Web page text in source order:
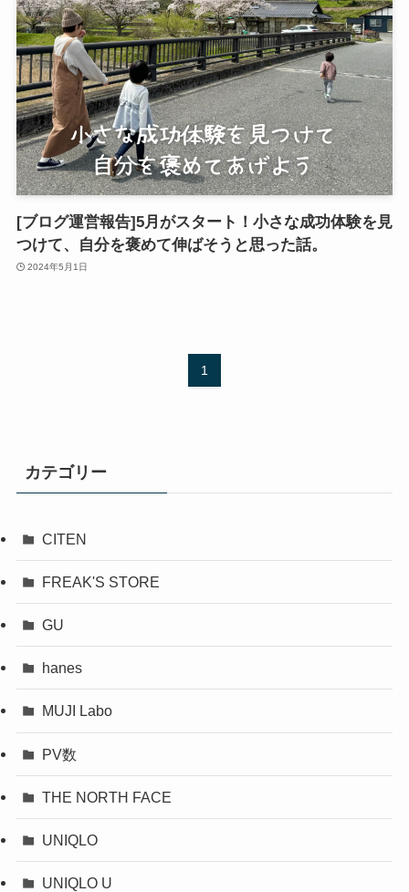
[ブログ運営報告]5月がスタート！小さな成功体験を見
つけて、自分を褒めて伸ばそうと思った話。
2024年5月1日
1
カテゴリー
CITEN
FREAK'S STORE
GU
hanes
MUJI Labo
PV数
THE NORTH FACE
UNIQLO
UNIQLO U